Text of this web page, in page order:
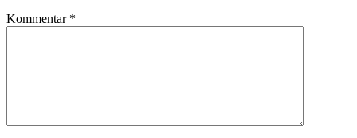
Kommentar *